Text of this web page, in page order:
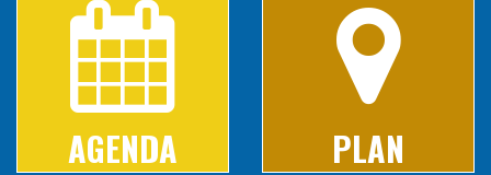
AGENDA PLAN